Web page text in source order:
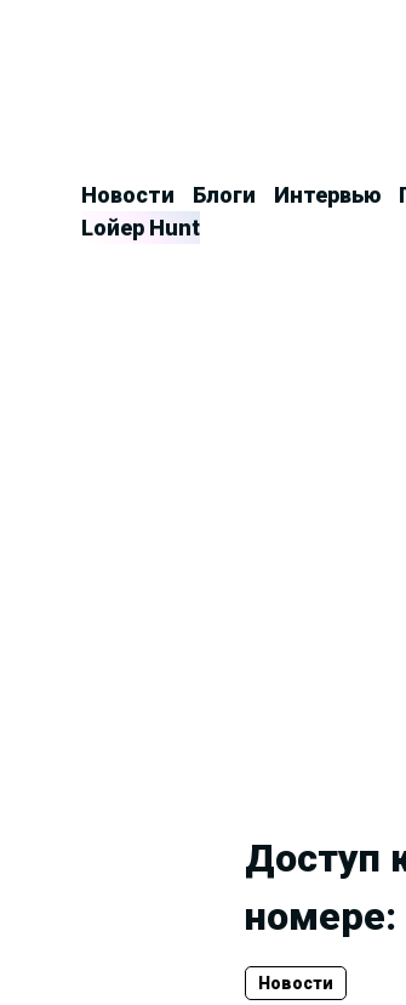
Новости Блоги Интервью
Lойер Hunt
Доступ
Новости